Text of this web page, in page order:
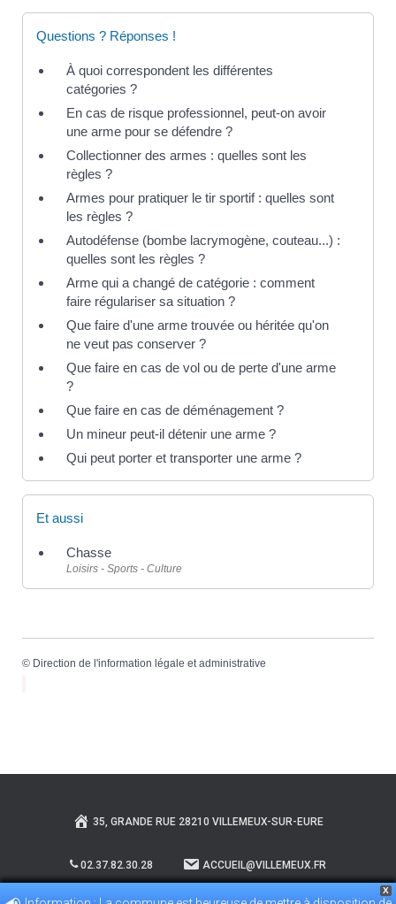
Questions ? Réponses !
À quoi correspondent les différentes
catégories ?
En cas de risque professionnel, peut-on avoir
une arme pour se défendre ?
Collectionner des armes : quelles sont les
règles ?
Armes pour pratiquer le tir sportif : quelles sont
les règles ?
Autodéfense (bombe lacrymogène, couteau...) :
quelles sont les règles ?
Arme qui a changé de catégorie : comment
faire régulariser sa situation ?
Que faire d'une arme trouvée ou héritée qu'on
ne veut pas conserver ?
Que faire en cas de vol ou de perte d'une arme
?
Que faire en cas de déménagement ?
Un mineur peut-il détenir une arme ?
Qui peut porter et transporter une arme ?
Et aussi
Chasse
Loisirs - Sports - Culture
© Direction de l'information légale et administrative
35, GRANDE RUE 28210 VILLEMEUX-SUR-EURE
02.37.82.30.28 ACCUEIL@VILLEMEUX.FR
X